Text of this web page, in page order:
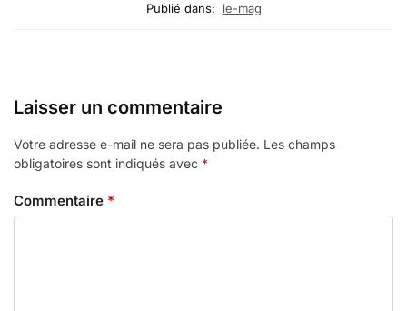
Publié dans: le-mag
Laisser un commentaire
Votre adresse e-mail ne sera pas publiée. Les champs
obligatoires sont indiqués avec *
Commentaire *